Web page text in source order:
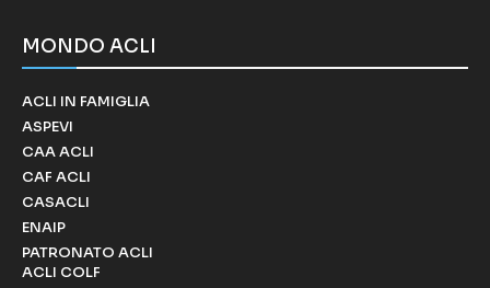
MONDO ACLI
ACLI IN FAMIGLIA
ASPEVI
CAA ACLI
CAF ACLI
CASACLI
ENAIP
PATRONATO ACLI
ACLI COLF